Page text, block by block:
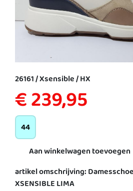
26161 / Xsensible / HX
€ 239,95
44
Aan winkelwagen toevoegen
artikel omschrijving:
XSENSIBLE LIMA